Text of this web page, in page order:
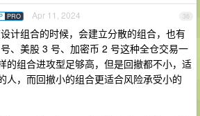
36
PRO Apr 11, 2024
计组合的时候，会建立分散的组合，也有
、美股 3 号、加密币 2 号这种全仓交易一
的组合进攻型足够高，但是回撤都不小，适
人，而回撤小的组合更适合风险承受小的